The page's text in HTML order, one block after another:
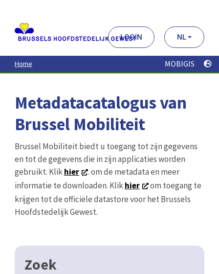
contenu
principal
LOGIN NL
Home MOBIGIS
Metadatacatalogus van
Brussel Mobiliteit
Brussel Mobiliteit biedt u toegang tot zijn gegevens
en tot de gegevens die in zijn applicaties worden
gebruikt. Klikhier
. om de metadata en meer
informatie te downloaden. Klikhier
om toegang te
krijgen tot de officiële datastore voor het Brussels
Hoofdstedelijk Gewest.
Zoek